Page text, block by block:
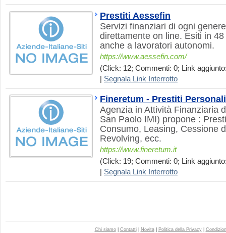
Prestiti Aessefin
Servizi finanziari di ogni
direttamente on line. Esiti in
anche a lavoratori autonomi.
https://www.aessefin.com/
(Click: 12; Commenti: 0; Link
Segnala Link Interrotto
Fineretum - Prestiti Personali
Agenzia in Attività Finanziaria
San Paolo IMI) propone :
Consumo, Leasing, Cessione
Revolving, ecc.
https://www.fineretum.it
(Click: 19; Commenti: 0; Link
Segnala Link Interrotto
Chi siamo| Contatti| Novita| Politica della Privacy|